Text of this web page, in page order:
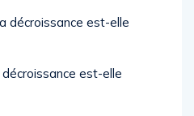
décroissance est-elle
décroissance est-elle